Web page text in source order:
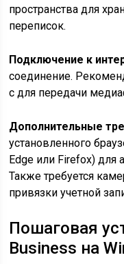
пространства для
переписок.
Подключение к
соединение.
с для передачи
Дополнительные
установленного
Edge или Firefox) для
Также требуется
привязки учетной
Пошаговая
Business на